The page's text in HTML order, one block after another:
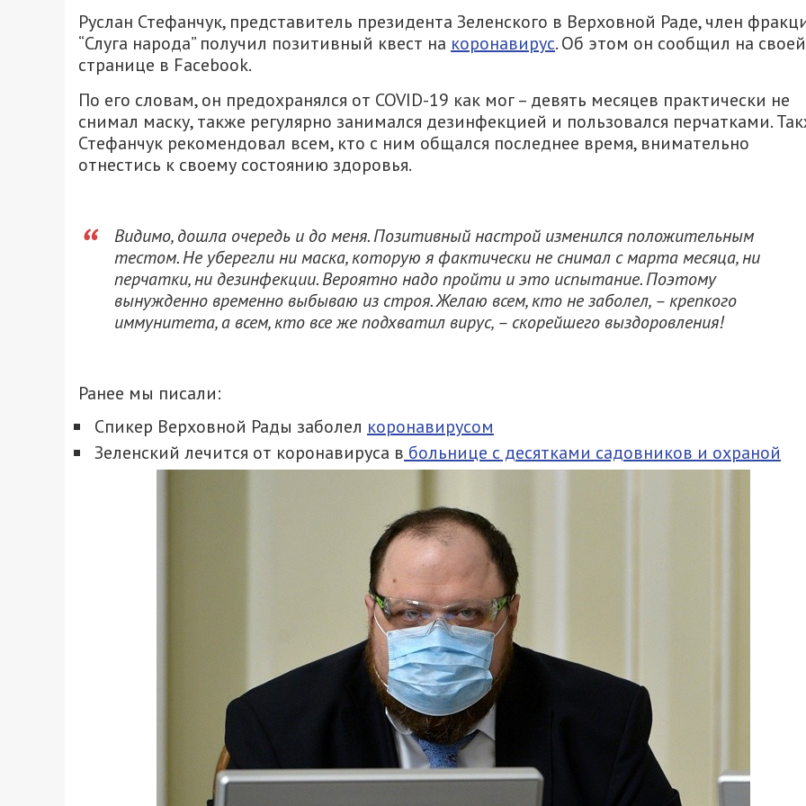
Руслан Стефанчук, представитель президента Зеленского в Верховной Раде, член
“Слуга народа” получил позитивный квест на коронавирус. Об этом он сообщил на своей
странице в Facebook.
По его словам, он предохранялся от COVID-19 как мог – девять месяцев практически не
снимал маску, также регулярно занимался дезинфекцией и пользовался перчатками.
Стефанчук рекомендовал всем, кто с ним общался последнее время, внимательно
отнестись к своему состоянию здоровья.
Видимо, дошла очередь и до меня. Позитивный настрой изменился положительным
тестом. Не уберегли ни маска, которую я фактически не снимал с марта месяца, ни
перчатки, ни дезинфекции. Вероятно надо пройти и это испытание. Поэтому
вынужденно временно выбываю из строя. Желаю всем, кто не заболел, – крепкого
иммунитета, а всем, кто все же подхватил вирус, – скорейшего выздоровления!
Ранее мы писали:
Спикер Верховной Рады заболел коронавирусом
Зеленский лечится от коронавируса в больнице с десятками садовников и охраной